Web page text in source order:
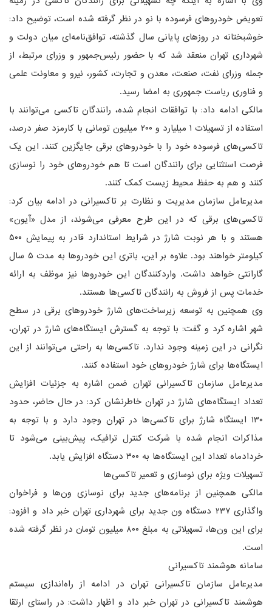
تعویض خودروهای فرسوده با نو در نظر گرفته شده است، توضیح داد:
خوشبختانه در روزهای پایانی سال گذشته، توافق‌نامه‌ای میان دولت و
شهرداری تهران منعقد شد که با حضور رئیس‌جمهور و وزرای مرتبط، از
جمله وزرای نفت، صنعت، معدن و تجارت، کشور، نیرو و معاونت علمی
و فناوری ریاست جمهوری به امضا رسید.
مالکی ادامه داد: با توافقات انجام شده، رانندگان تاکسی می‌توانند با
استفاده از تسهیلات ۱ میلیارد و ۲۰۰ میلیون تومانی با کارمزد صفر درصد،
تاکسی‌های فرسوده خود را با خودروهای برقی جایگزین کنند. این یک
فرصت استثنایی برای رانندگان است تا هم خودروهای خود را نوسازی
کنند و هم به حفظ محیط زیست کمک کنند.
مدیرعامل سازمان مدیریت و نظارت بر تاکسیرانی در ادامه بیان کرد:
تاکسی‌های برقی که در این طرح معرفی می‌شوند، از مدل «آیون»
هستند و با هر نوبت شارژ در شرایط استاندارد قادر به پیمایش ۵۰۰
کیلومتر خواهند بود. علاوه بر این، باتری این خودروها به مدت ۵ سال
گارانتی خواهد داشت. واردکنندگان این خودروها نیز موظف به ارائه
خدمات پس از فروش به رانندگان تاکسی‌ها هستند.
وی همچنین به توسعه زیرساخت‌های شارژ خودروهای برقی در سطح
شهر اشاره کرد و گفت: با توجه به گسترش ایستگاه‌های شارژ در تهران،
نگرانی در این زمینه وجود ندارد. تاکسی‌ها به راحتی می‌توانند از این
ایستگاه‌ها برای شارژ خودروهای خود استفاده کنند.
مدیرعامل سازمان تاکسیرانی تهران ضمن اشاره به جزئیات افزایش
تعداد ایستگاه‌های شارژ در تهران خاطرنشان کرد: در حال حاضر، حدود
۱۳۰ ایستگاه شارژ برای تاکسی‌ها در تهران وجود دارد و با توجه به
مذاکرات انجام شده با شرکت کنترل ترافیک، پیش‌بینی می‌شود تا
خردادماه تعداد این ایستگاه‌ها به ۳۰۰ دستگاه افزایش یابد.
تسهیلات ویژه برای نوسازی و تعمیر تاکسی‌ها
مالکی همچنین از برنامه‌های جدید برای نوسازی ون‌ها و فراخوان
واگذاری ۲۳۷ دستگاه ون جدید برای شهرداری تهران خبر داد و افزود:
برای این ون‌ها، تسهیلاتی به مبلغ ۸۰۰ میلیون تومان در نظر گرفته شده
است.
سامانه هوشمند تاکسیرانی
مدیرعامل سازمان تاکسیرانی تهران در ادامه از راه‌اندازی سیستم
هوشمند تاکسیرانی در تهران خبر داد و اظهار داشت: در راستای ارتقا